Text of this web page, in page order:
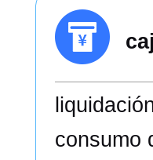
consumo